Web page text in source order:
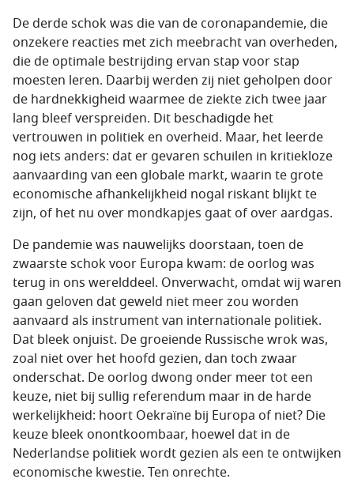
De derde schok was die van de coronapandemie, die
onzekere reacties met zich meebracht van overheden,
die de optimale bestrijding ervan stap voor stap
moesten leren. Daarbij werden zij niet geholpen door
de hardnekkigheid waarmee de ziekte zich twee jaar
lang bleef verspreiden. Dit beschadigde het
vertrouwen in politiek en overheid. Maar, het leerde
nog iets anders: dat er gevaren schuilen in kritiekloze
aanvaarding van een globale markt, waarin te grote
economische afhankelijkheid nogal riskant blijkt te
zijn, of het nu over mondkapjes gaat of over aardgas.
De pandemie was nauwelijks doorstaan, toen de
zwaarste schok voor Europa kwam: de oorlog was
terug in ons werelddeel. Onverwacht, omdat wij waren
gaan geloven dat geweld niet meer zou worden
aanvaard als instrument van internationale politiek.
Dat bleek onjuist. De groeiende Russische wrok was,
zoal niet over het hoofd gezien, dan toch zwaar
onderschat. De oorlog dwong onder meer tot een
keuze, niet bij sullig referendum maar in de harde
werkelijkheid: hoort Oekraïne bij Europa of niet? Die
keuze bleek onontkoombaar, hoewel dat in de
Nederlandse politiek wordt gezien als een te ontwijken
economische kwestie. Ten onrechte.